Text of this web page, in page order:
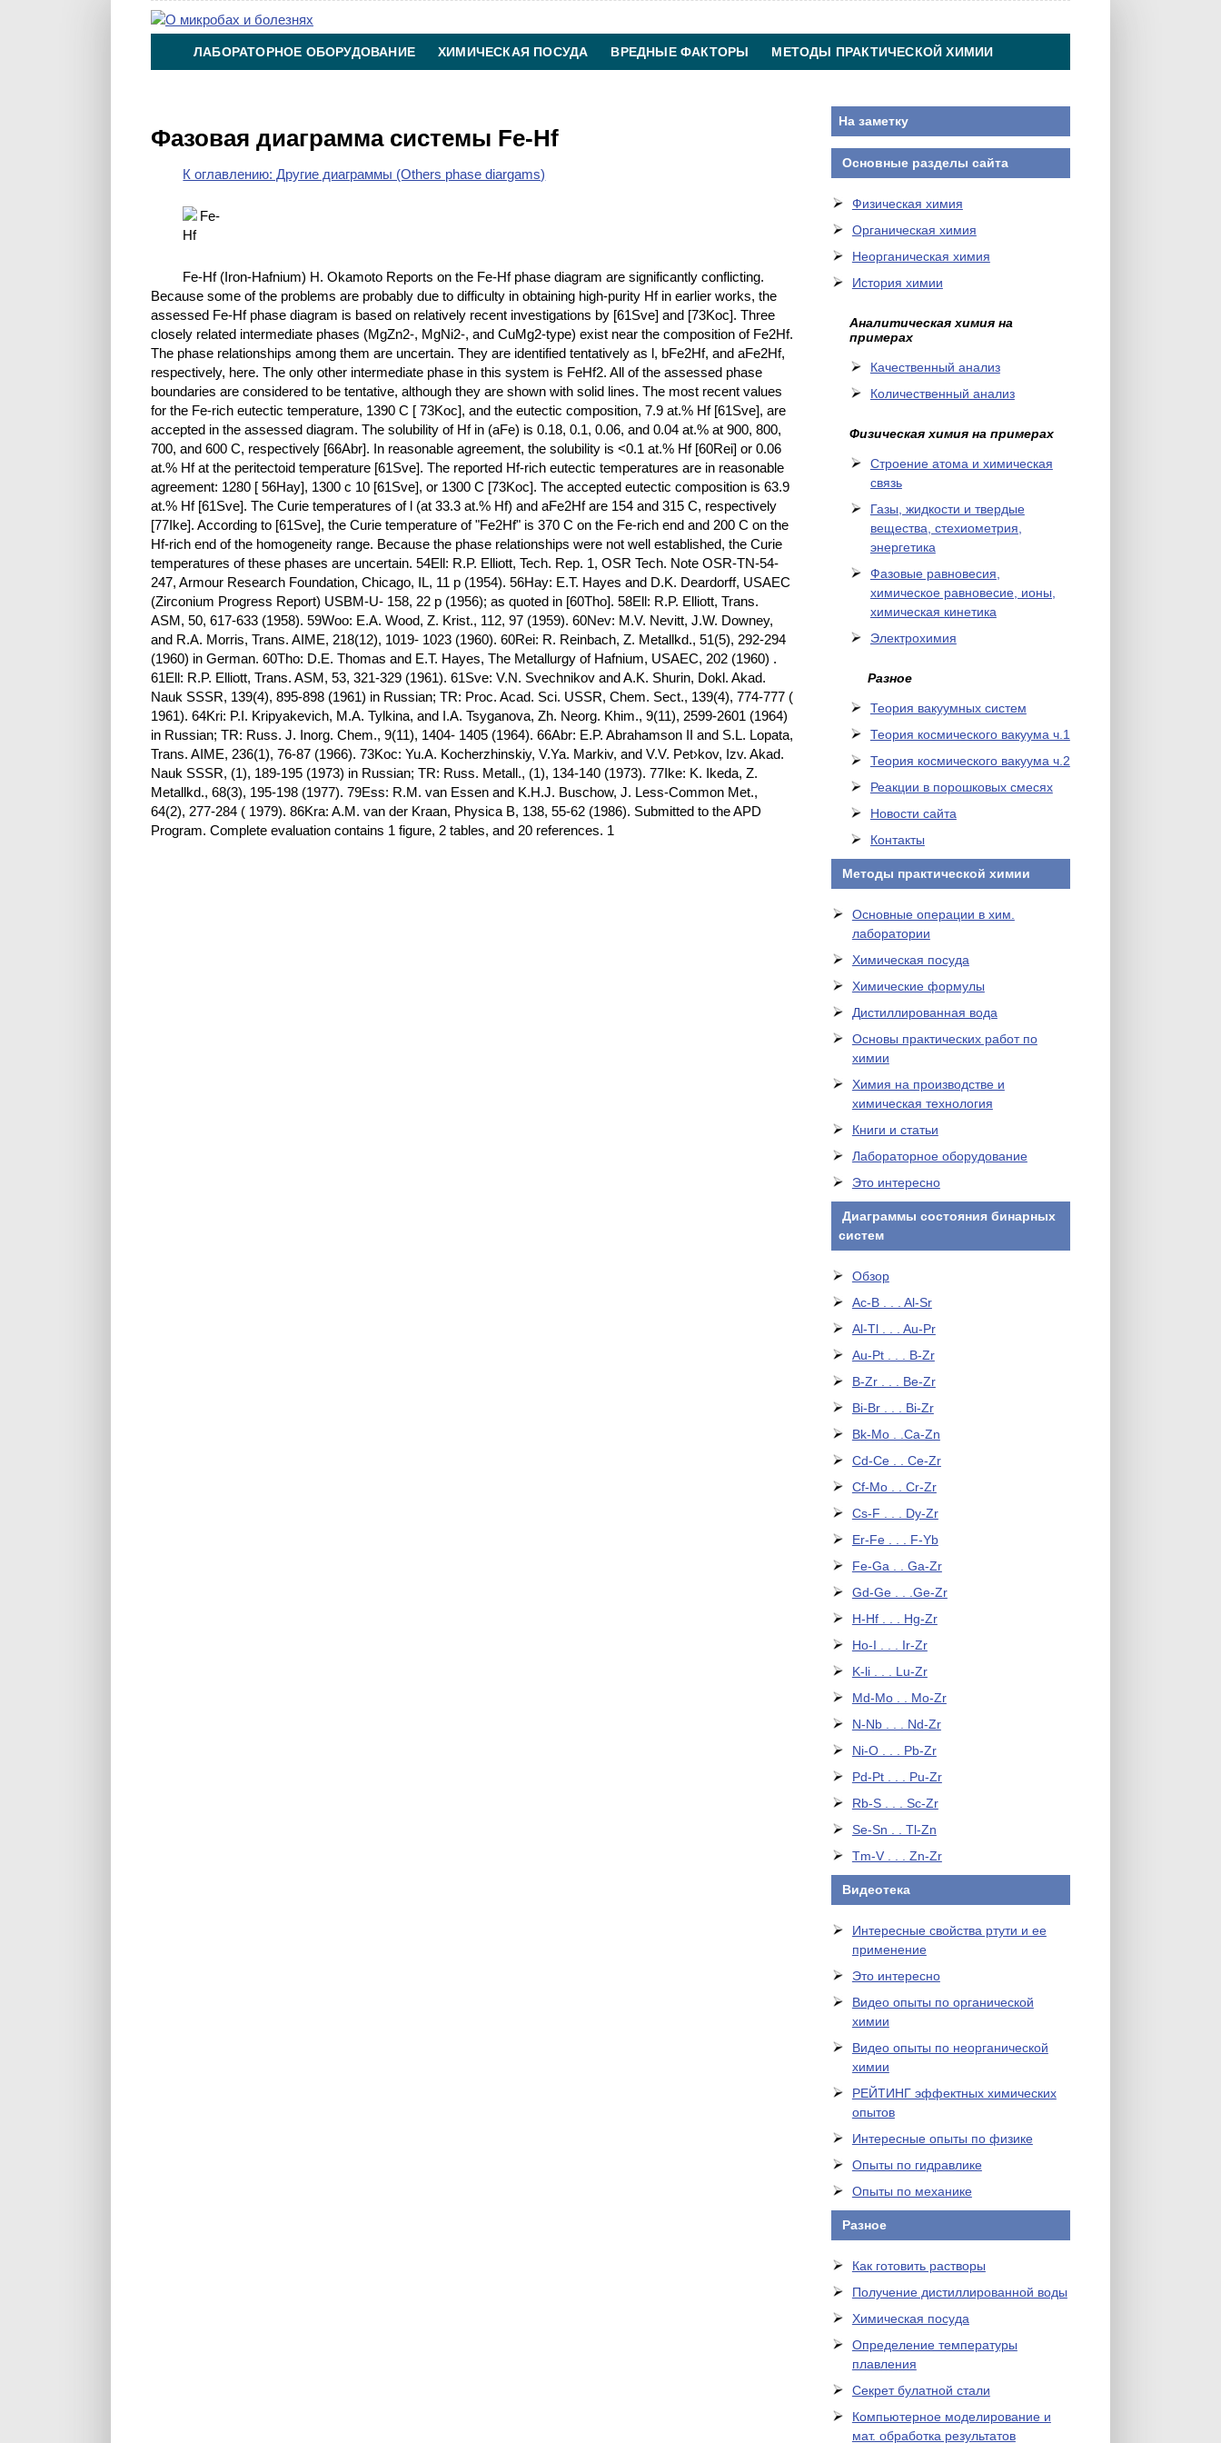
ЛАБОРАТОРНОЕ ОБОРУДОВАНИЕ ХИМИЧЕСКАЯ ПОСУДА ВРЕДНЫЕ ФАКТОРЫ МЕТОДЫ ПРАКТИЧЕСКОЙ ХИМИИ
Фазовая диаграмма системы Fe-Hf
К оглавлению: Другие диаграммы (Others phase diargams)
Fe-Hf (Iron-Hafnium) H. Okamoto Reports on the Fe-Hf phase diagram are significantly conflicting.
Because some of the problems are probably due to difficulty in obtaining high-purity Hf in earlier works, the
assessed Fe-Hf phase diagram is based on relatively recent investigations by [61Sve] and [73Koc]. Three
closely related intermediate phases (MgZn2-, MgNi2-, and CuMg2-type) exist near the composition of Fe2Hf.
The phase relationships among them are uncertain. They are identified tentatively as l, bFe2Hf, and aFe2Hf,
respectively, here. The only other intermediate phase in this system is FeHf2. All of the assessed phase
boundaries are considered to be tentative, although they are shown with solid lines. The most recent values
for the Fe-rich eutectic temperature, 1390 C [ 73Koc], and the eutectic composition, 7.9 at.% Hf [61Sve], are
accepted in the assessed diagram. The solubility of Hf in (aFe) is 0.18, 0.1, 0.06, and 0.04 at.% at 900, 800,
700, and 600 C, respectively [66Abr]. In reasonable agreement, the solubility is <0.1 at.% Hf [60Rei] or 0.06
at.% Hf at the peritectoid temperature [61Sve]. The reported Hf-rich eutectic temperatures are in reasonable
agreement: 1280 [ 56Hay], 1300 с 10 [61Sve], or 1300 C [73Koc]. The accepted eutectic composition is 63.9
at.% Hf [61Sve]. The Curie temperatures of l (at 33.3 at.% Hf) and aFe2Hf are 154 and 315 C, respectively
[77Ike]. According to [61Sve], the Curie temperature of "Fe2Hf" is 370 C on the Fe-rich end and 200 C on the
Hf-rich end of the homogeneity range. Because the phase relationships were not well established, the Curie
temperatures of these phases are uncertain. 54Ell: R.P. Elliott, Tech. Rep. 1, OSR Tech. Note OSR-TN-54-
247, Armour Research Foundation, Chicago, IL, 11 p (1954). 56Hay: E.T. Hayes and D.K. Deardorff, USAEC
(Zirconium Progress Report) USBM-U- 158, 22 p (1956); as quoted in [60Tho]. 58Ell: R.P. Elliott, Trans.
ASM, 50, 617-633 (1958). 59Woo: E.A. Wood, Z. Krist., 112, 97 (1959). 60Nev: M.V. Nevitt, J.W. Downey,
and R.A. Morris, Trans. AIME, 218(12), 1019- 1023 (1960). 60Rei: R. Reinbach, Z. Metallkd., 51(5), 292-294
(1960) in German. 60Tho: D.E. Thomas and E.T. Hayes, The Metallurgy of Hafnium, USAEC, 202 (1960) .
61Ell: R.P. Elliott, Trans. ASM, 53, 321-329 (1961). 61Sve: V.N. Svechnikov and A.K. Shurin, Dokl. Akad.
Nauk SSSR, 139(4), 895-898 (1961) in Russian; TR: Proc. Acad. Sci. USSR, Chem. Sect., 139(4), 774-777 (
1961). 64Kri: P.I. Kripyakevich, M.A. Tylkina, and I.A. Tsyganova, Zh. Neorg. Khim., 9(11), 2599-2601 (1964)
in Russian; TR: Russ. J. Inorg. Chem., 9(11), 1404- 1405 (1964). 66Abr: E.P. Abrahamson II and S.L. Lopata,
Trans. AIME, 236(1), 76-87 (1966). 73Koc: Yu.A. Kocherzhinskiy, V.Ya. Markiv, and V.V. Pet›kov, Izv. Akad.
Nauk SSSR, (1), 189-195 (1973) in Russian; TR: Russ. Metall., (1), 134-140 (1973). 77Ike: K. Ikeda, Z.
Metallkd., 68(3), 195-198 (1977). 79Ess: R.M. van Essen and K.H.J. Buschow, J. Less-Common Met.,
64(2), 277-284 ( 1979). 86Kra: A.M. van der Kraan, Physica B, 138, 55-62 (1986). Submitted to the APD
Program. Complete evaluation contains 1 figure, 2 tables, and 20 references. 1
На заметку
Основные разделы сайта
Физическая химия
Органическая химия
Неорганическая химия
История химии
Аналитическая химия на
примерах
Качественный анализ
Количественный анализ
Физическая химия на примерах
Cтроение атома и химическая
связь
Газы, жидкости и твердые
вещества, стехиометрия,
энергетика
Фазовые равновесия,
химическое равновесие, ионы,
химическая кинетика
Электрохимия
Разное
Теория вакуумных систем
Теория космического вакуума ч.1
Теория космического вакуума ч.2
Реакции в порошковых смесях
Новости сайта
Контакты
Методы практической химии
Основные операции в хим.
лаборатории
Химическая посуда
Химические формулы
Дистиллированная вода
Основы практических работ по
химии
Химия на производстве и
химическая технология
Книги и статьи
Лабораторное оборудование
Это интересно
Диаграммы состояния бинарных
систем
Обзор
Ac-B . . . Al-Sr
Al-Tl . . . Au-Pr
Au-Pt . . . B-Zr
B-Zr . . . Be-Zr
Bi-Br . . . Bi-Zr
Bk-Mo . .Ca-Zn
Cd-Ce . . Ce-Zr
Cf-Mo . . Cr-Zr
Cs-F . . . Dy-Zr
Er-Fe . . . F-Yb
Fe-Ga . . Ga-Zr
Gd-Ge . . .Ge-Zr
H-Hf . . . Hg-Zr
Ho-I . . . Ir-Zr
K-li . . . Lu-Zr
Md-Mo . . Mo-Zr
N-Nb . . . Nd-Zr
Ni-O . . . Pb-Zr
Pd-Pt . . . Pu-Zr
Rb-S . . . Sc-Zr
Se-Sn . . Tl-Zn
Tm-V . . . Zn-Zr
Видеотека
Интересные свойства ртути и ее
применение
Это интересно
Видео опыты по органической
химии
Видео опыты по неорганической
химии
РЕЙТИНГ эффектных химических
опытов
Интересные опыты по физике
Опыты по гидравлике
Опыты по механике
Разное
Как готовить растворы
Получение дистиллированной воды
Химическая посуда
Определение температуры
плавления
Секрет булатной стали
Компьютерное моделирование и
мат. обработка результатов